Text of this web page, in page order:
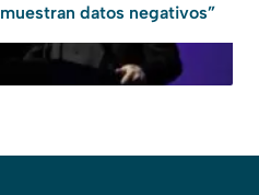
muestran datos negativos”